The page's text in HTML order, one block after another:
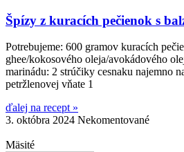
Špízy z kuracích pečienok s
Potrebujeme: 600 gramov kuracích
ghee/kokosového oleja/avokádového
marinádu: 2 strúčiky cesnaku najemno
petržlenovej vňate 1
ďalej na recept »
3. októbra 2024 Nekomentované
Mäsité